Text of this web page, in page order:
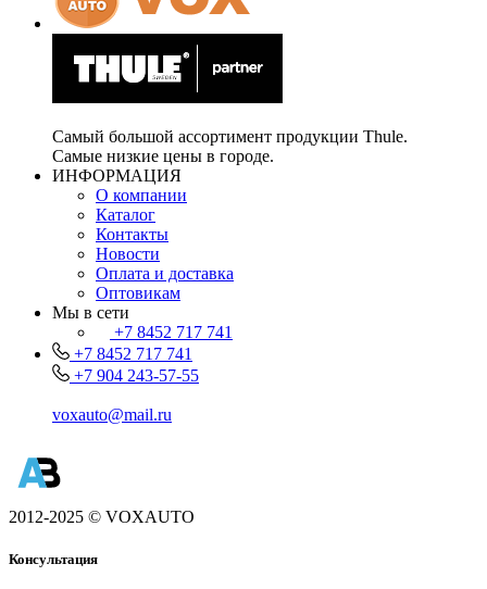
Самый большой ассортимент продукции Thule.
Самые низкие цены в городе.
ИНФОРМАЦИЯ
О компании
Каталог
Контакты
Новости
Оплата и доставка
Оптовикам
Мы в сети
+7 8452 717 741
+7 8452 717 741
+7 904 243-57-55
voxauto@mail.ru
2012-2025 © VOXAUTO
Консультация